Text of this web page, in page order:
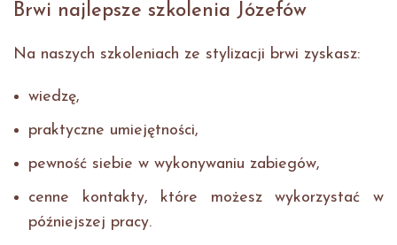
Brwi najlepsze szkolenia Józefów
Na naszych szkoleniach ze stylizacji brwi zyskasz:
wiedzę,
praktyczne umiejętności,
pewność siebie w wykonywaniu zabiegów,
cenne kontakty, które możesz wykorzystać w
późniejszej pracy.